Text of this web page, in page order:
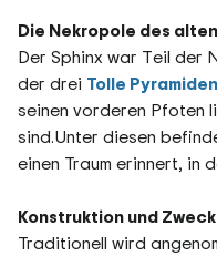
Die Nekropole des
Der Sphinx war Teil der
der drei Tolle
seinen vorderen Pfoten
sind.Unter diesen
einen Traum erinnert, in
Konstruktion und Zweck
Traditionell wird